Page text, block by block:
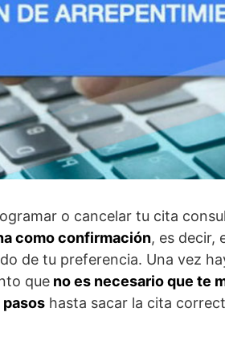
o cancelar tu cita
como confirmación, es decir,
de tu preferencia. Una vez
que no es necesario que te
hasta sacar la cita